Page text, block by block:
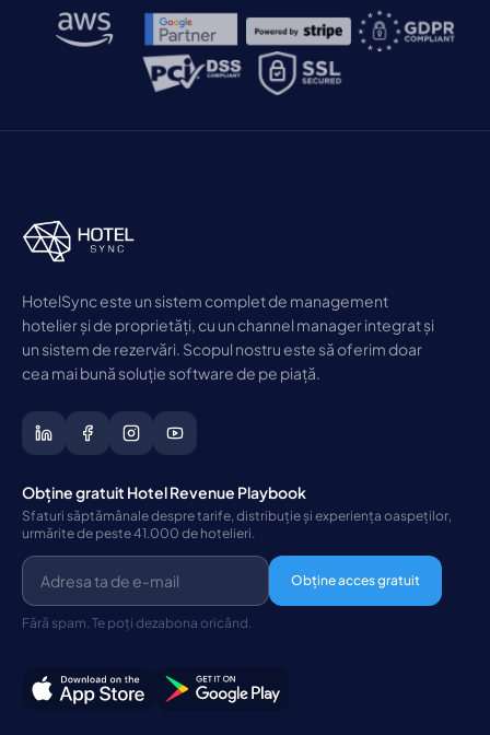
HotelSync este un sistem complet de management
hotelier și de proprietăți, cu un channel manager integrat și
un sistem de rezervări. Scopul nostru este să oferim doar
cea mai bună soluție software de pe piață.
Obține gratuit Hotel Revenue Playbook
Sfaturi săptămânale despre tarife, distribuție și experiența oaspeților,
urmărite de peste 41.000 de hotelieri.
Obține acces gratuit
Fără spam. Te poți dezabona oricând.